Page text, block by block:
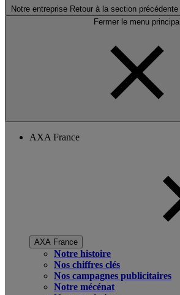
Notre entreprise Retour à la section précédente
Fermer le menu principal
AXA France
AXA France
Notre histoire
Nos chiffres clés
Nos campagnes publicitaires
Notre mécénat